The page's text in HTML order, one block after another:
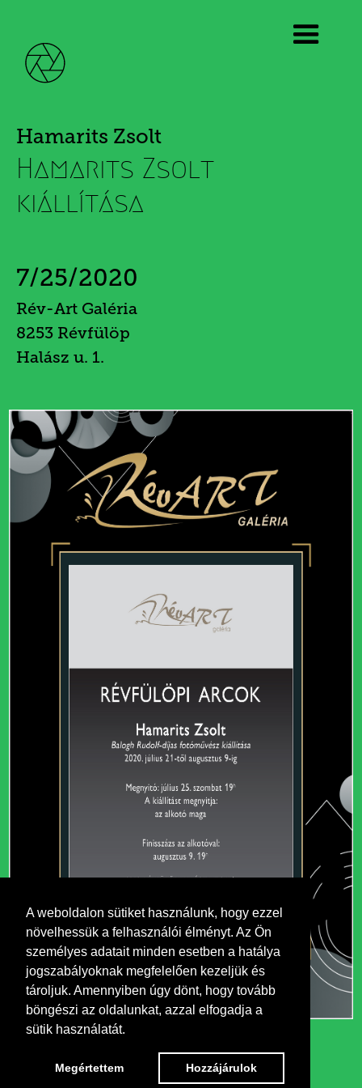
A weboldalon sütiket használunk, hogy ezzel
növelhessük a felhasználói élményt. Az Ön
személyes adatait minden esetben a hatálya
jogszabályoknak megfelelően kezeljük és
tároljuk. Amennyiben úgy dönt, hogy tovább
böngészi az oldalunkat, azzal elfogadja a
sütik használatát.
Megértettem Hozzájárulok
Hamarits Zsolt
Hamarits Zsolt
kiállítása
7/25/2020
Rév-Art Galéria
8253 Révfülöp
Halász u. 1.